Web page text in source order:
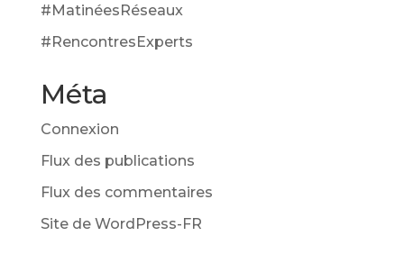
#MatinéesRéseaux
#RencontresExperts
Méta
Connexion
Flux des publications
Flux des commentaires
Site de WordPress-FR